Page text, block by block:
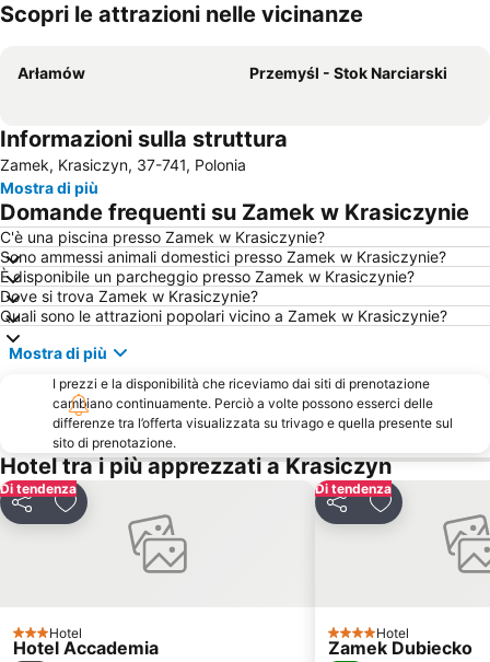
Espandi mappa
Scopri le attrazioni nelle vicinanze
Arłamów Przemyśl - Stok Narciarski
Informazioni sulla struttura
Zamek, Krasiczyn, 37-741, Polonia
Mostra di più
Domande frequenti su Zamek w Krasiczynie
C'è una piscina presso Zamek w Krasiczynie?
Sono ammessi animali domestici presso Zamek w Krasiczynie?
È disponibile un parcheggio presso Zamek w Krasiczynie?
Dove si trova Zamek w Krasiczynie?
Quali sono le attrazioni popolari vicino a Zamek w Krasiczynie?
Mostra di più
I prezzi e la disponibilità che riceviamo dai siti di prenotazione
cambiano continuamente. Perciò a volte possono esserci delle
differenze tra l’offerta visualizzata su trivago e quella presente sul
sito di prenotazione.
Hotel tra i più apprezzati a Krasiczyn
Di tendenza
CondividiAggiungi ai preferiti
3 StelleHotel
Hotel Accademia
Di tendenza
CondividiAggiungi ai
4 StelleHotel
Zamek Dubiecko